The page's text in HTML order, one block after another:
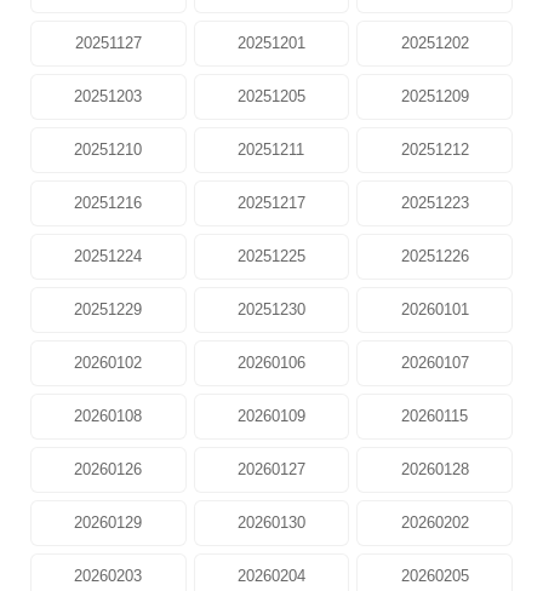
20251127 20251201 20251202
20251203 20251205 20251209
20251210 20251211 20251212
20251216 20251217 20251223
20251224 20251225 20251226
20251229 20251230 20260101
20260102 20260106 20260107
20260108 20260109 20260115
20260126 20260127 20260128
20260129 20260130 20260202
20260203 20260204 20260205